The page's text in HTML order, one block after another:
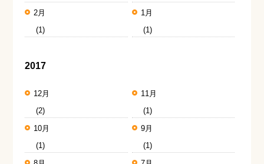
2月
(1)
1月
(1)
2017
12月
(2)
11月
(1)
10月
(1)
9月
(1)